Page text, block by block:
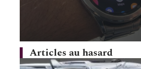
Articles au hasard